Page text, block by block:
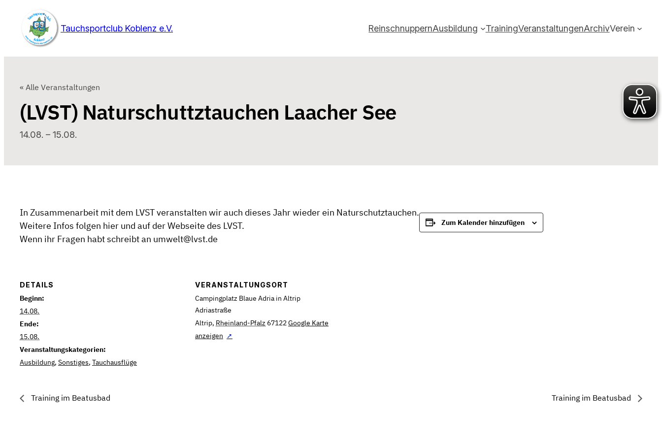
Tauchsportclub Koblenz e.V. ReinschnuppernAusbildung TrainingVeranstaltungenArchivVerein
« Alle Veranstaltungen
(LVST) Naturschuttztauchen Laacher See
14.08. – 15.08.
In Zusammenarbeit mit dem LVST veranstalten wir auch dieses Jahr wieder ein Naturschutztauchen.
Weitere Infos folgen hier und auf der Webseite des LVST.
Wenn ihr Fragen habt schreibt an umwelt@lvst.de
Zum Kalender hinzufügen
DETAILS
Beginn:
14.08.
Ende:
15.08.
Veranstaltungskategorien:
Ausbildung, Sonstiges, Tauchausflüge
VERANSTALTUNGSORT
Campingplatz Blaue Adria in Altrip
Adriastraße
Altrip, Rheinland-Pfalz 67122Google Karte
anzeigen
Training im Beatusbad Training im Beatusbad